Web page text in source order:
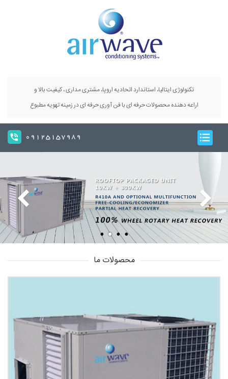
تکنولوژی ایتالیا، استاندارد اتحادیه اروپا، مشتری مداری ، کیفیت بالا و
اراعه دهنده محصولات حرفه ای با فن آوری حرفه ای در زمینه تهویه مطبوع
09125157989
محصولات ما